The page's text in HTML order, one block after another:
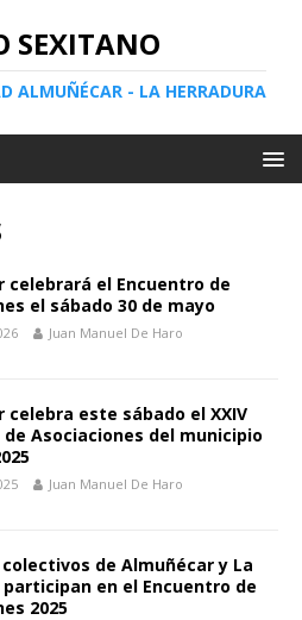
SEXITANO
ALMUÑÉCAR - LA HERRADURA
celebrará el Encuentro de
el sábado 30 de mayo
Juan Manuel De Haro
celebra este sábado el XXIV
Asociaciones del municipio
Juan Manuel De Haro
colectivos de Almuñécar y La
en el Encuentro de
2025